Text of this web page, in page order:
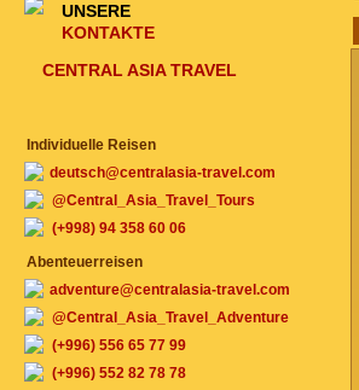
UNSERE
KONTAKTE
CENTRAL ASIA TRAVEL
Individuelle Reisen
deutsch@centralasia-travel.com
@Central_Asia_Travel_Tours
(+998) 94 358 60 06
Abenteuerreisen
adventure@centralasia-travel.com
@Central_Asia_Travel_Adventure
(+996) 556 65 77 99
(+996) 552 82 78 78